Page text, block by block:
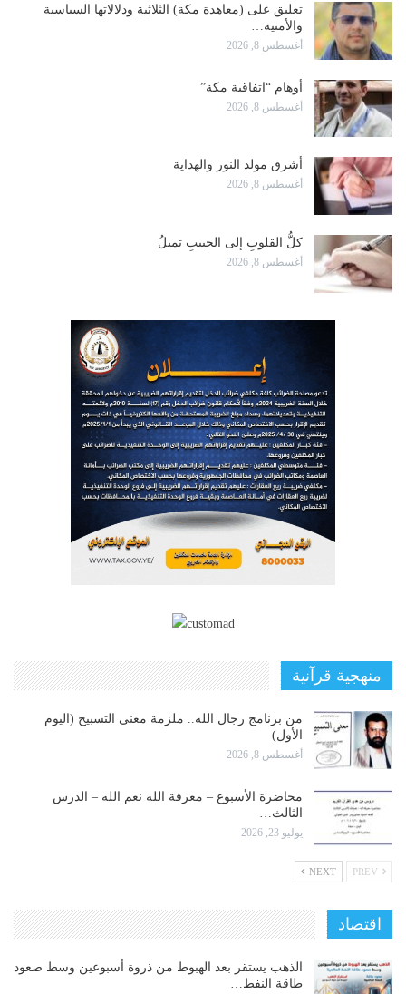
تعليق على (معاهدة مكة) الثلاثية ودلالاتها السياسية
والأمنية…
أغسطس 8, 2026
أوهام “اتفاقية مكة”
أغسطس 8, 2026
أشرق مولد النور والهداية
أغسطس 8, 2026
كلُّ القلوبِ إلى الحبيبِ تميلُ
أغسطس 8, 2026
منهجية قرآنية
من برنامج رجال الله.. ملزمة معنى التسبيح (اليوم
الأول)
أغسطس 8, 2026
محاضرة الأسبوع – معرفة الله نعم الله – الدرس
الثالث…
يوليو 23, 2026
NEXT
اقتصاد
الذهب يستقر بعد الهبوط من ذروة أسبوعين وسط صعود
طاقة النفط…